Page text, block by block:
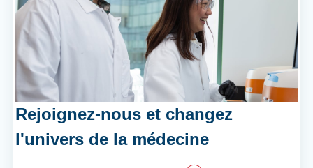
Rejoignez-nous et changez
l'univers de la médecine